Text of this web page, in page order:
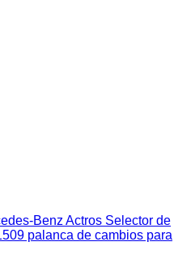
Benz Actros Selector de
palanca de cambios para